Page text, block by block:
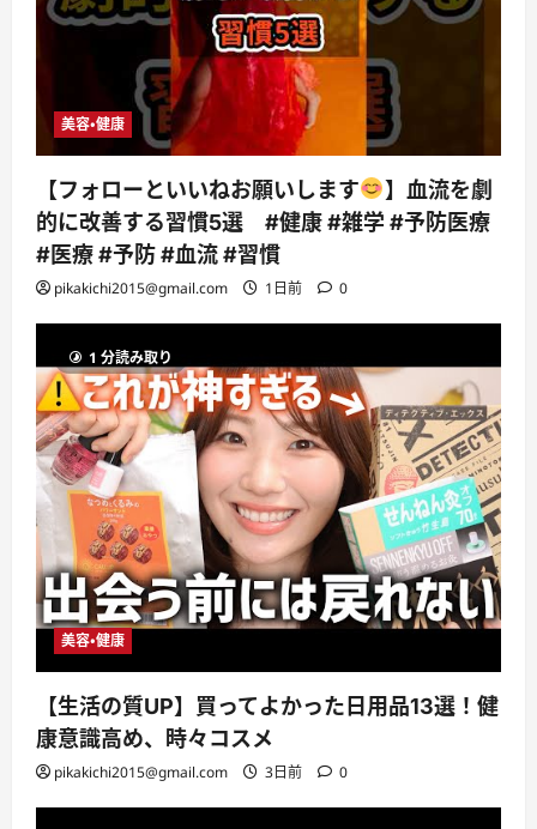
美容・健康
【フォローといいねお願いします
】血流を劇
的に改善する習慣5選 #健康 #雑学 #予防医療
#医療 #予防 #血流 #習慣
pikakichi2015@gmail.com 1日前 0
1 分読み取り
美容・健康
【生活の質UP】買ってよかった日用品13選！健
康意識高め、時々コスメ
pikakichi2015@gmail.com 3日前 0